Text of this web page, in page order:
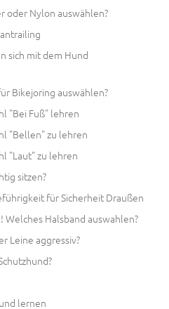
oder Nylon auswählen?
sich mit dem Hund
Bikejoring auswählen?
"Bei Fuß" lehren
"Bellen" zu lehren
"Laut" zu lehren
sitzen?
für Sicherheit Draußen
Halsband auswahlen?
Leine aggressiv?
lernen